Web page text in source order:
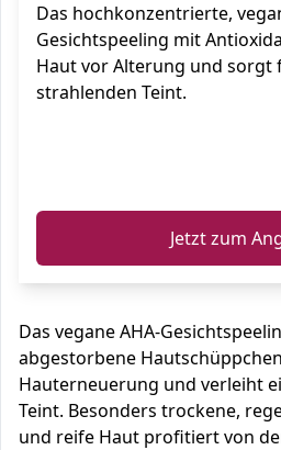
Das hochkonzentrierte,
Gesichtspeeling mit
Haut vor Alterung und sorgt
strahlenden Teint.
Jetzt zum
Das vegane AHA-
abgestorbene
Hauterneuerung und verleiht
Teint. Besonders trockene,
und reife Haut profitiert von